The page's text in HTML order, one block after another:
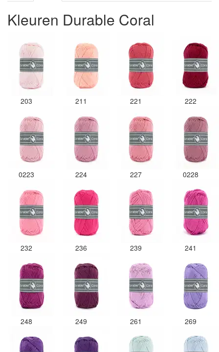
Kleuren Durable Coral
203 211 221 222
0223 224 227 0228
232 236 239 241
248 249 261 269